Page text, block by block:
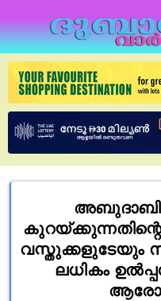
വസ്തുക്കളുടേയും
ലധികം